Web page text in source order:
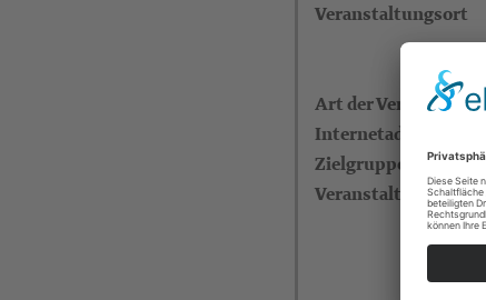
Veranstaltungsort
Art der
Internetadresse
Zielgruppe
Veranstalter